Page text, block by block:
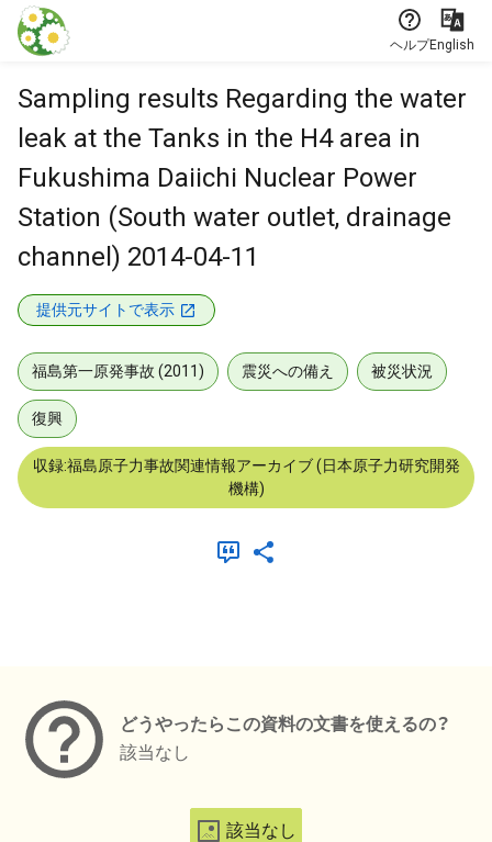
本文に飛ぶ
ヘルプEnglish
Sampling results Regarding the water
leak at the Tanks in the H4 area in
Fukushima Daiichi Nuclear Power
Station (South water outlet, drainage
channel) 2014-04-11
提供元サイトで表示
福島第一原発事故 (2011) 震災への備え 被災状況
復興
収録:福島原子力事故関連情報アーカイブ (日本原子力研究開発
機構)
どうやったらこの資料の文書を使えるの？
該当なし
該当なし